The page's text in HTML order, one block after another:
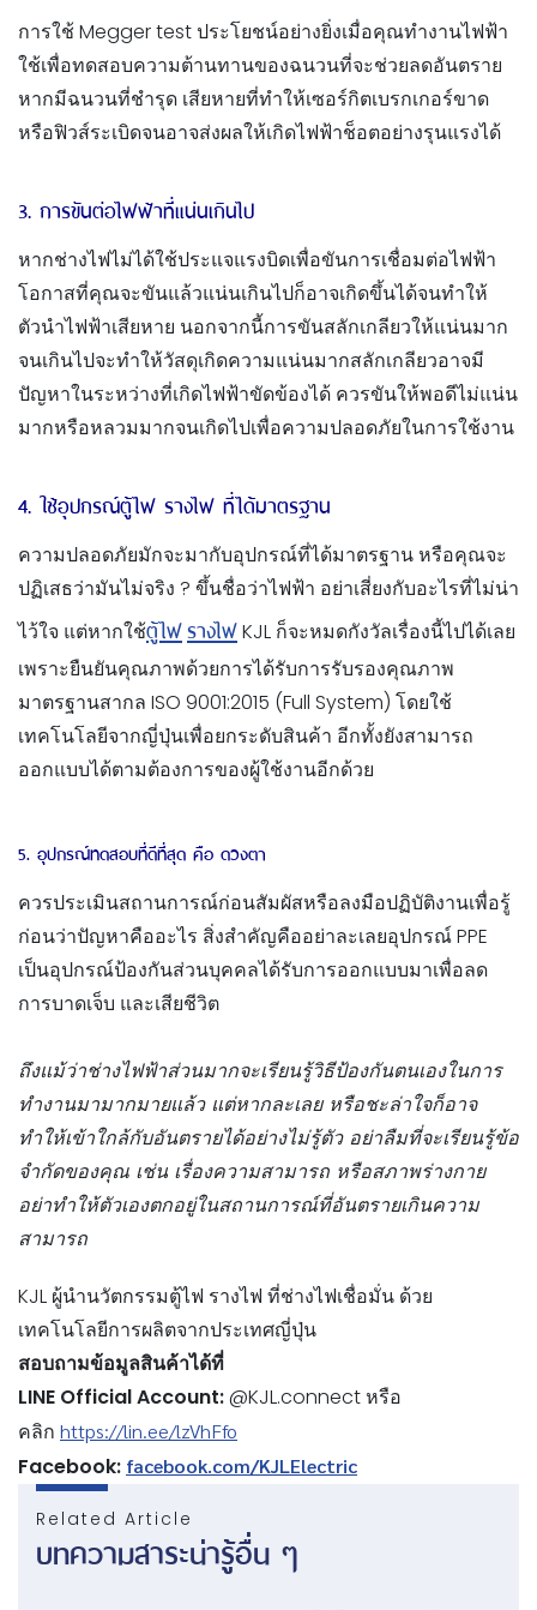
การใช้ Megger test ประโยชน์อย่างยิ่งเมื่อคุณทำงานไฟฟ้า
ใช้เพื่อทดสอบความต้านทานของฉนวนที่จะช่วยลดอันตราย
หากมีฉนวนที่ชำรุด เสียหายที่ทำให้เซอร์กิตเบรกเกอร์ขาด
หรือฟิวส์ระเบิดจนอาจส่งผลให้เกิดไฟฟ้าช็อตอย่างรุนแรงได้
3. การขันต่อไฟฟ้าที่แน่นเกินไป
หากช่างไฟไม่ได้ใช้ประแจแรงบิดเพื่อขันการเชื่อมต่อไฟฟ้า
โอกาสที่คุณจะขันแล้วแน่นเกินไปก็อาจเกิดขึ้นได้จนทำให้
ตัวนำไฟฟ้าเสียหาย นอกจากนี้การขันสลักเกลียวให้แน่นมาก
จนเกินไปจะทำให้วัสดุเกิดความแน่นมากสลักเกลียวอาจมี
ปัญหาในระหว่างที่เกิดไฟฟ้าขัดข้องได้ ควรขันให้พอดีไม่แน่น
มากหรือหลวมมากจนเกิดไปเพื่อความปลอดภัยในการใช้งาน
4. ใช้อุปกรณ์ตู้ไฟ รางไฟ ที่ได้มาตรฐาน
ความปลอดภัยมักจะมากับอุปกรณ์ที่ได้มาตรฐาน หรือคุณจะ
ปฏิเสธว่ามันไม่จริง ? ขึ้นชื่อว่าไฟฟ้า อย่าเสี่ยงกับอะไรที่ไม่น่า
ไว้ใจ แต่หากใช้ตู้ไฟรางไฟKJL ก็จะหมดกังวัลเรื่องนี้ไปได้เลย
เพราะยืนยันคุณภาพด้วยการได้รับการรับรองคุณภาพ
มาตรฐานสากล ISO 9001:2015 (Full System) โดยใช้
เทคโนโลยีจากญี่ปุ่นเพื่อยกระดับสินค้า อีกทั้งยังสามารถ
ออกแบบได้ตามต้องการของผู้ใช้งานอีกด้วย
5. อุปกรณ์ทดสอบที่ดีที่สุด คือ ดวงตา
ควรประเมินสถานการณ์ก่อนสัมผัสหรือลงมือปฏิบัติงานเพื่อรู้
ก่อนว่าปัญหาคืออะไร สิ่งสำคัญคืออย่าละเลยอุปกรณ์ PPE
เป็นอุปกรณ์ป้องกันส่วนบุคคลได้รับการออกแบบมาเพื่อลด
การบาดเจ็บ และเสียชีวิต
ถึงแม้ว่าช่างไฟฟ้าส่วนมากจะเรียนรู้วิธีป้องกันตนเองในการ
ทำงานมามากมายแล้ว แต่หากละเลย หรือชะล่าใจก็อาจ
ทำให้เข้าใกล้กับอันตรายได้อย่างไม่รู้ตัว อย่าลืมที่จะเรียนรู้ข้อ
จำกัดของคุณ เช่น เรื่องความสามารถ หรือสภาพร่างกาย
อย่าทำให้ตัวเองตกอยู่ในสถานการณ์ที่อันตรายเกินความ
สามารถ
KJL ผู้นำนวัตกรรมตู้ไฟ รางไฟ ที่ช่างไฟเชื่อมั่น ด้วย
เทคโนโลยีการผลิตจากประเทศญี่ปุ่น
สอบถามข้อมูลสินค้าได้ที่
LINE Official Account:@KJL.connect หรือ
คลิก https://lin.ee/lzVhFfo
Facebook: facebook.com/KJLElectric
Related Article
บทความสาระน่ารู้อื่น ๆ